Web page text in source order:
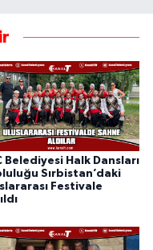
Belediyesi Halk Dansları
Sırbistan’daki
Festivale